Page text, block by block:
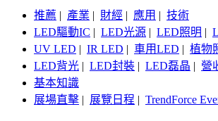
推薦 | 產業 | 財經 | 應用 | 技術
LED驅動IC | LED光源 | LED照明 |
UV LED | IR LED | 車用LED | 植物
LED背光 | LED封裝 | LED磊晶 | 營
基本知識
展場直擊 | 展覽日程 | TrendForce